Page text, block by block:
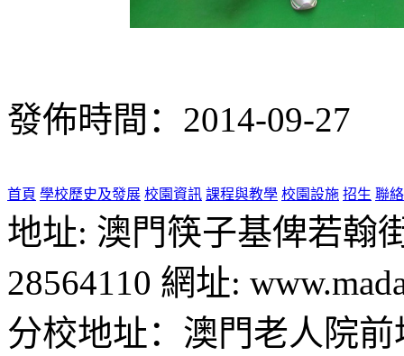
發佈時間：2014-09-27
首頁 學校歷史及發展 校園資訊 課程與教學 校園設施 招生 聯
地址: 澳門筷子基俾若翰
28564110 網址:
分校地址：澳門老人院